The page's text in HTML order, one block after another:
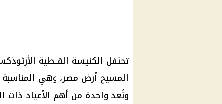
وتُعد واحدة من أهم الأعياد ذات